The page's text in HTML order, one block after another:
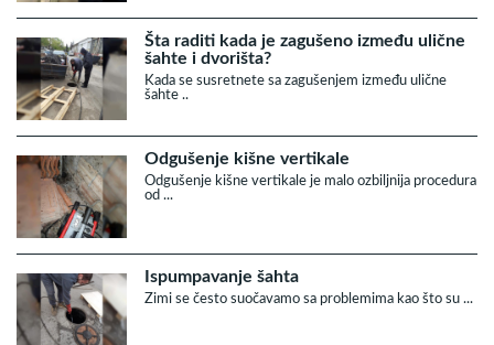
Šta raditi kada je zagušeno između ulične
šahte i dvorišta?
Kada se susretnete sa zagušenjem između ulične
šahte ..
Odgušenje kišne vertikale
Odgušenje kišne vertikale je malo ozbiljnija procedura
od ...
Ispumpavanje šahta
Zimi se često suočavamo sa problemima kao što su ...